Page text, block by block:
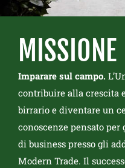
MISSIONE
Imparare sul campo.
contribuire alla crescita
birrario e diventare un
conoscenze pensato
di business presso gli
Modern Trade. Il